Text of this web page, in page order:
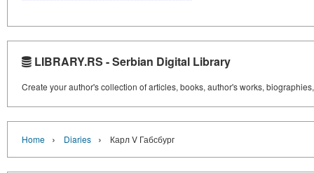
LIBRARY.RS - Serbian Digital Library
Create your author's collection of articles, books, author's works,
Home › Diaries › Карл V Габсбург